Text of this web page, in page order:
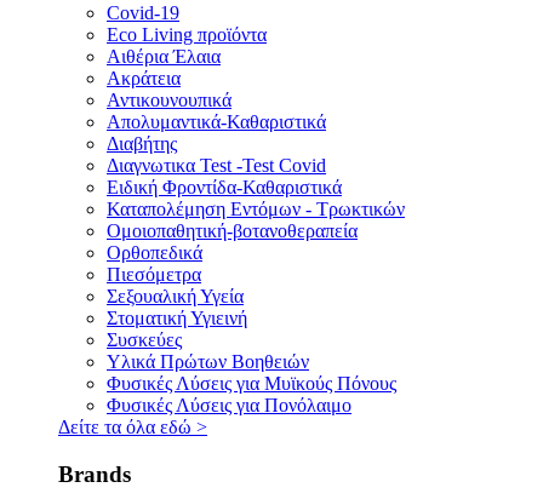
Covid-19
Eco Living προϊόντα
Αιθέρια Έλαια
Ακράτεια
Αντικουνουπικά
Απολυμαντικά-Καθαριστικά
Διαβήτης
Διαγνωτικα Test -Test Covid
Ειδική Φροντίδα-Καθαριστικά
Καταπολέμηση Εντόμων - Τρωκτικών
Ομοιοπαθητική-βοτανοθεραπεία
Ορθοπεδικά
Πιεσόμετρα
Σεξουαλική Υγεία
Στοματική Υγιεινή
Συσκεύες
Υλικά Πρώτων Βοηθειών
Φυσικές Λύσεις για Μυϊκούς Πόνους
Φυσικές Λύσεις για Πονόλαιμο
Δείτε τα όλα εδώ >
Brands